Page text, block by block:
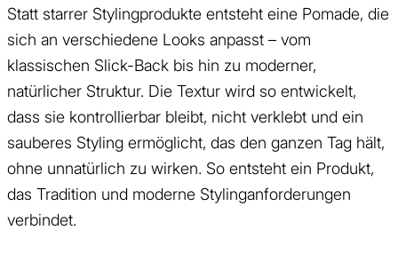
Statt starrer Stylingprodukte entsteht eine Pomade, die
sich an verschiedene Looks anpasst – vom
klassischen Slick-Back bis hin zu moderner,
natürlicher Struktur. Die Textur wird so entwickelt,
dass sie kontrollierbar bleibt, nicht verklebt und ein
sauberes Styling ermöglicht, das den ganzen Tag hält,
ohne unnatürlich zu wirken. So entsteht ein Produkt,
das Tradition und moderne Stylinganforderungen
verbindet.